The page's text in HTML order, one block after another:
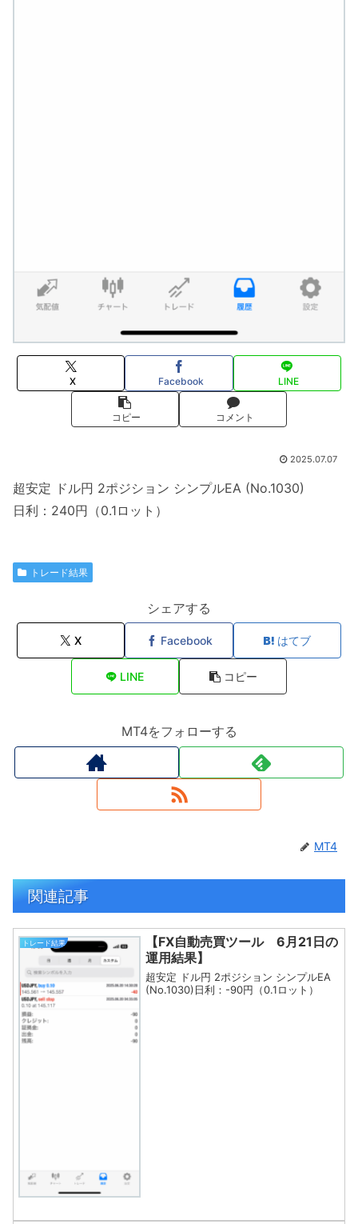
X Facebook LINE
コピー コメント
2025.07.07
超安定 ドル円 2ポジション シンプルEA (No.1030)
日利：240円（0.1ロット）
トレード結果
シェアする
X Facebook はてブ
LINE コピー
MT4をフォローする
MT4
関連記事
トレード結果
【FX自動売買ツール 6月21日の
運用結果】
超安定 ドル円 2ポジション シンプルEA
(No.1030)日利：-90円（0.1ロット）